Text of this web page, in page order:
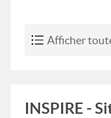
Afficher
INSPIRE -